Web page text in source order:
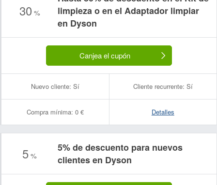
30 %
limpieza o en el Adaptador limpiar
en Dyson
Canjea el cupón
Nuevo cliente: Sí Cliente recurrente: Sí
Compra mínima: 0 € Detalles
5%
5% de descuento para nuevos
clientes en Dyson